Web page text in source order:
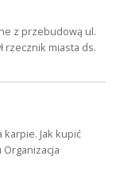
z przebudową ul.
rzecznik miasta ds.
Jak kupić
Organizacja